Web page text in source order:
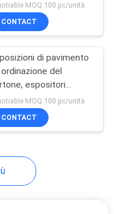
lo scaffale regolabile
MOQ:100 pc/unità
CONTACT
di pavimento
del
espositori
del cartone di
MOQ:100 pc/unità
CONTACT